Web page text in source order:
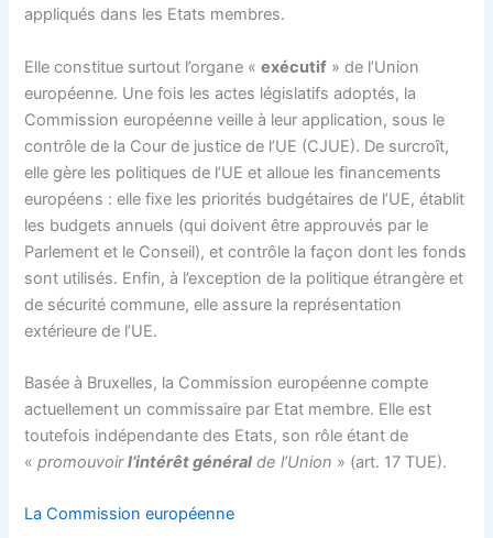
appliqués dans les Etats membres.
Elle constitue surtout l’organe «exécutif » de l’Union
européenne. Une fois les actes législatifs adoptés, la
Commission européenne veille à leur application, sous le
contrôle de la Cour de justice de l’UE (CJUE). De surcroît,
elle gère les politiques de l’UE et alloue les financements
européens : elle fixe les priorités budgétaires de l’UE, établit
les budgets annuels (qui doivent être approuvés par le
Parlement et le Conseil), et contrôle la façon dont les fonds
sont utilisés. Enfin, à l’exception de la politique étrangère et
de sécurité commune, elle assure la représentation
extérieure de l’UE.
Basée à Bruxelles, la Commission européenne compte
actuellement un commissaire par Etat membre. Elle est
toutefois indépendante des Etats, son rôle étant de
«promouvoirl’intérêt général de l’Union » (art. 17 TUE).
La Commission européenne